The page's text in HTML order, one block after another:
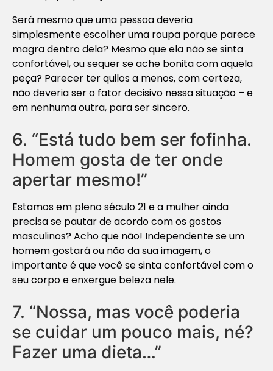
Será mesmo que uma pessoa deveria
simplesmente escolher uma roupa porque parece
magra dentro dela? Mesmo que ela não se sinta
confortável, ou sequer se ache bonita com aquela
peça? Parecer ter quilos a menos, com certeza,
não deveria ser o fator decisivo nessa situação – e
em nenhuma outra, para ser sincero.
6. “Está tudo bem ser fofinha.
Homem gosta de ter onde
apertar mesmo!”
Estamos em pleno século 21 e a mulher ainda
precisa se pautar de acordo com os gostos
masculinos? Acho que não! Independente se um
homem gostará ou não da sua imagem, o
importante é que você se sinta confortável com o
seu corpo e enxergue beleza nele.
7. “Nossa, mas você poderia
se cuidar um pouco mais, né?
Fazer uma dieta…”